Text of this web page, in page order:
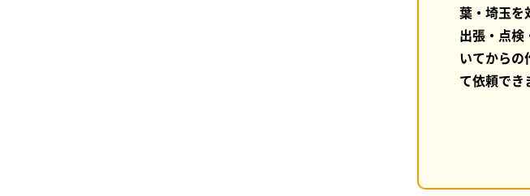
葉・埼玉を
出張・点検
いてからの
て依頼でき